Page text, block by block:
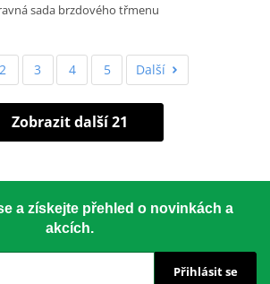
sada brzdového třmenu
2 3 4 5 Další
Zobrazit další 21
a získejte přehled o novinkách a
akcích.
Přihlásit se